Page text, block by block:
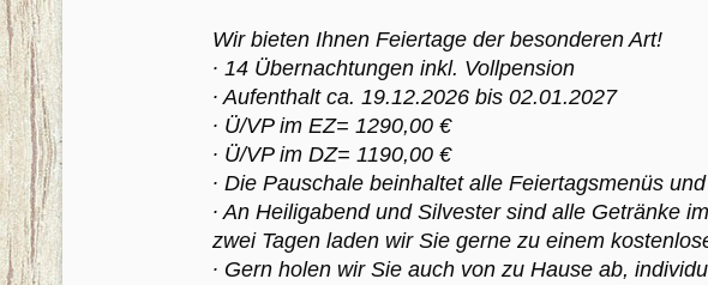
Wir bieten Ihnen Feiertage der besonderen Art!
∙ 14 Übernachtungen inkl. Vollpension
∙ Aufenthalt ca. 19.12.2026 bis 02.01.2027
∙ Ü/VP im EZ= 1290,00 €
∙ Ü/VP im DZ= 1190,00 €
∙ Die Pauschale beinhaltet alle Feiertagsmenüs
∙ An Heiligabend und Silvester sind alle Getränke
zwei Tagen laden wir Sie gerne zu einem
∙ Gern holen wir Sie auch von zu Hause ab,